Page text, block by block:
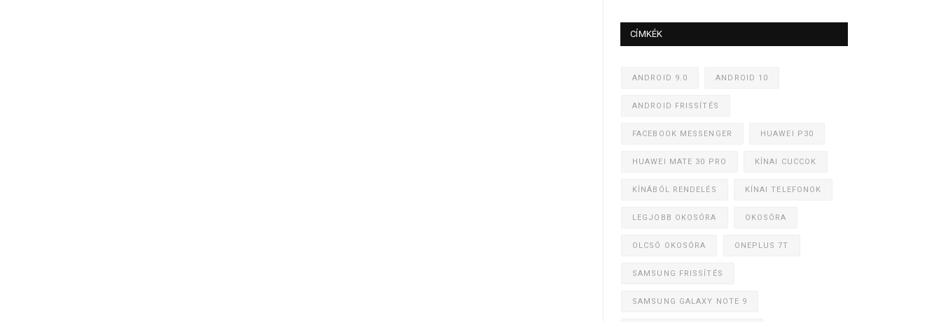
CÍMKÉK
ANDROID 9.0 ANDROID 10
ANDROID FRISSÍTÉS
FACEBOOK MESSENGER HUAWEI P30
HUAWEI MATE 30 PRO KÍNAI CUCCOK
KÍNÁBÓL RENDELÉS KÍNAI TELEFONOK
LEGJOBB OKOSÓRA OKOSÓRA
OLCSÓ OKOSÓRA ONEPLUS 7T
SAMSUNG FRISSÍTÉS
SAMSUNG GALAXY NOTE 9